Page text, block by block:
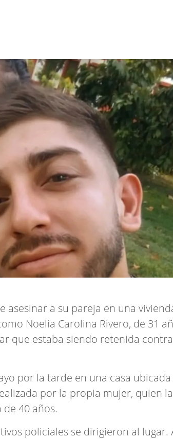
a su pareja en una
Noelia Carolina Rivero, de 31
que estaba siendo retenida
por la tarde en una casa
por la propia mujer, quien la
40 años.
policiales se dirigieron al lugar.